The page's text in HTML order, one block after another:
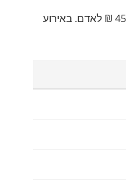
העונה משפיעה גם היא: חתונה בחורף תעלה זול יותר מחתונה בקיץ. בחתונה קטנה עד כ-200 מוזמנים, מחיר המנה באולמות וגני אירועים קטנים נע בין 200 ל-450 ₪ לאדם. באירוע